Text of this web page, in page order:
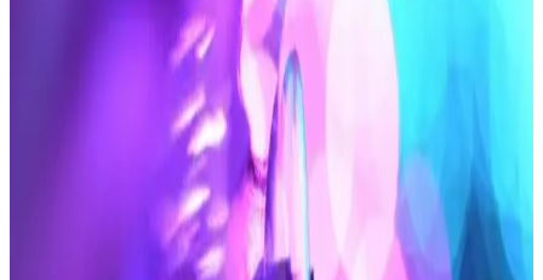
Clorethyl Soğutucu Sprey 150ml 3 Adet: Lazer
Epilasyonda Ağrı ve Hassasiyeti Azaltan Etkili
Clorethyl Soğutucu Sprey, lazer epilasyon ve anestezik
uygulamalarda ciltte hızlı soğutma ve ağrı azaltıcı etki sağlar. 3'lü
paket, pratik kullanım ve konfor sunar. Türkiye üretimi, cilt
Veet Hassas Ciltler İçin Güvenli Ağda Ürünleri ve
Kullanım İpuçları